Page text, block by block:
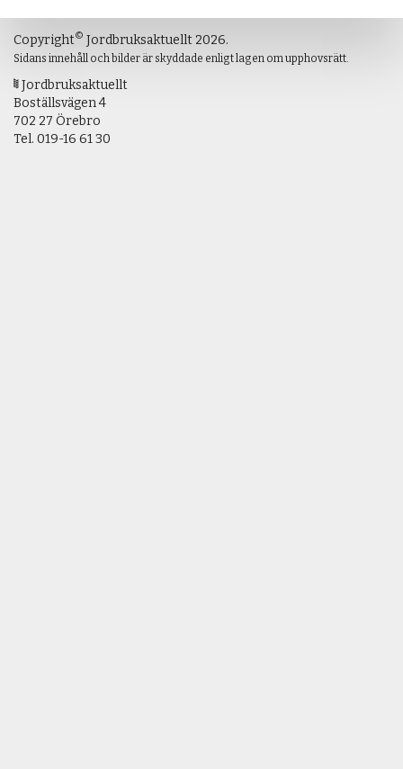
Copyright© Jordbruksaktuellt 2026.
Sidans innehåll och bilder är skyddade enligt lagen om upphovsrätt.
Jordbruksaktuellt
Boställsvägen 4
702 27 Örebro
Tel. 019-16 61 30